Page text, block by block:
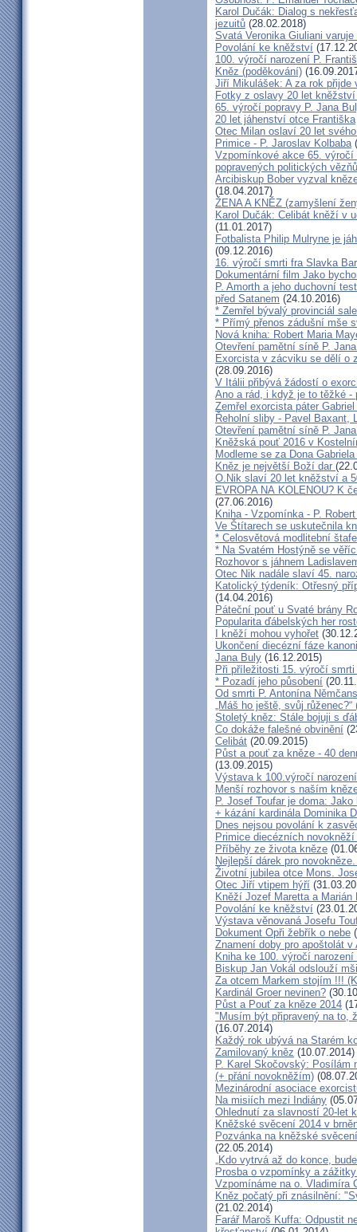
Karol Dučák: Dialog s
jezuitů (28.02.2018)
Svatá Veronika Giuliani
Povolání ke kněžství
100. výročí narození P.
Kněz (poděkování)
Jiří Mikulášek: A za rok
Fotky z oslavy 20 let
65. výročí popravy P. Jana
20 let jáhenství otce Františka
Otec Milan oslaví 20 let
Primice - P. Jaroslav Kolbaba
Vzpomínkové akce 65.
popravených politických vězňů
Arcibiskup Bober vyzval
(18.04.2017)
ŽENA A KNĚZ (zamyšlení
Karol Dučák: Celibát kněží v
(11.01.2017)
Fotbalista Philip Mulryne je
(09.12.2016)
16. výročí smrti fra Slavka
Dokumentární film Jako
P. Amorth a jeho duchovní
před Satanem (24.10.2016)
* Zemřel bývalý provinciál
* Přímý přenos zádušní mše
Nová kniha: Robert Maria
Otevření pamětní síně P.
Exorcista v zácviku se dělí o
(28.09.2016)
V Itálii přibývá žádostí o
Ano a rád, i když je to těžké -
Zemřel exorcista páter Gabriel
Řeholní sliby - Pavel Baxant,
Otevření pamětní síně P.
Kněžská pouť 2016 v
Modleme se za Dona
Kněz je největší Boží dar
O.Nik slaví 20 let kněžství a
EVROPA NA KOLENOU? K
(27.06.2016)
Kniha - Vzpomínka - P.
Ve Štítarech se uskutečnila
* Celosvětová modlitební
* Na Svatém Hostýně se
Rozhovor s jáhnem
Otec Nik nadále slaví 45.
Katolický týdeník: Otřesný
(14.04.2016)
Páteční pouť u Svaté brány
Popularita ďábelských her
I kněží mohou vyhořet
Ukončení diecézní fáze
Jana Buly (16.12.2015)
Při příležitosti 15. výročí
* Pozadí jeho působení
Od smrti P. Antonína
„Máš ho ještě, svůj
Stoletý kněz: Stále bojuji s
Co dokáže falešné obvinění
Celibát (20.09.2015)
Půst a pouť za kněze - 40
(13.09.2015)
Výstava k 100.výročí
Menší rozhovor s naším
P. Josef Toufar je doma:
+ kázání kardinála Dominika
Dnes nejsou povolání k
Primice diecézních
Příběhy ze života kněze
Nejlepší dárek pro
Životní jubilea otce Mons.
Otec Jiří vtipem hýří
Kněží Jozef Maretta a Marián
Povolání ke kněžství
Výstava věnovaná Josefu
Dokument Opři žebřík o nebe
Znamení doby pro apoštolát v
Kniha ke 100. výročí narození
Biskup Jan Vokál odslouží
Za otcem Markem stojím !!!
Kardinál Groer nevinen?
Půst a Pouť za kněze 2014
"Musím být připravený na to,
(16.07.2014)
Každý rok ubývá na Starém
Zamilovaný kněz (10.07.2014)
P. Karel Skočovský: Posílám
(+ přání novokněžím)
Mezinárodní asociace
Na misiích mezi Indiány
Ohlednutí za slavností 20-let
Kněžské svěcení 2014 v
Pozvánka na kněžské
(22.05.2014)
„Kdo vytrvá až do konce,
Prosba o vzpomínky a
Vzpomínáme na o. Vladimíra
Kněz počatý při znásilnění:
(21.02.2014)
Farář Maroš Kuffa: Odpustit